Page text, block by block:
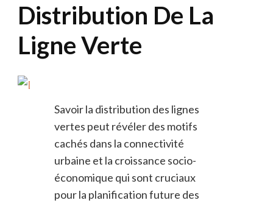
Distribution De La
Ligne Verte
Savoir la distribution des lignes
vertes peut révéler des motifs
cachés dans la connectivité
urbaine et la croissance socio-
économique qui sont cruciaux
pour la planification future des